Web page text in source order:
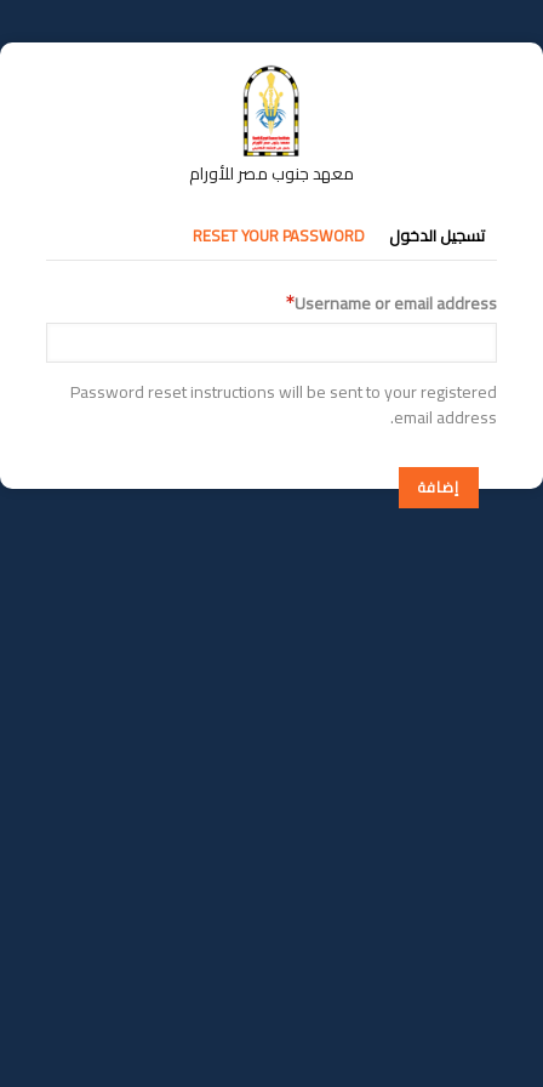
إلى
المحتوى
معهد جنوب مصر للأورام
التبويبات
الأساسية
تسجيل الدخول RESET YOUR PASSWORD
Username or email address
Password reset instructions will be sent to your registered
email address.